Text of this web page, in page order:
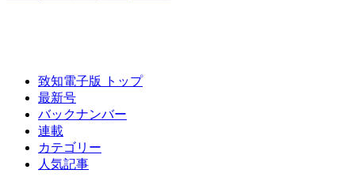
致知電子版 トップ
最新号
バックナンバー
連載
カテゴリー
人気記事